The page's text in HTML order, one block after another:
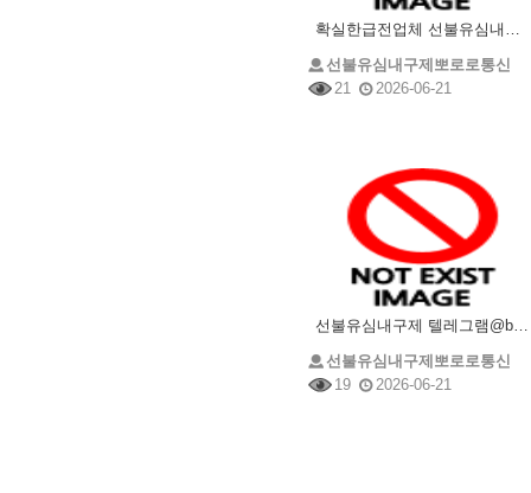
확실한급전업체 선불유심내구제 @brrsim_7텔레그램 선불유심매입 뽀로로통신 유심삽니다 선불유심구매
선불유심내구제뽀로로통신
21
2026-06-21
선불유심내구제 텔레그램@brrsim_7 선불유심매입 뽀로로통신 주부소액내구제추천 급전 선불유심구매
선불유심내구제뽀로로통신
19
2026-06-21